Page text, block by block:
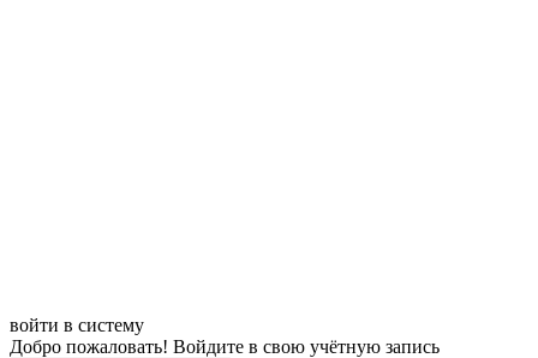
войти в систему
Добро пожаловать! Войдите в свою учётную запись